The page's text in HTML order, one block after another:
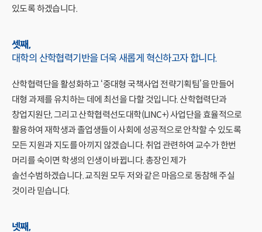
있도록 하겠습니다.
셋째,
대학의 산학협력기반을 더욱 새롭게 혁신하고자 합니다.
산학협력단을 활성화하고 ‘중대형 국책사업 전략기획팀’을 만들어
대형 과제를 유치하는 데에 최선을 다할 것입니다. 산학협력단과
창업지원단, 그리고 산학협력선도대학(LINC+) 사업단을 효율적으로
활용하여 재학생과 졸업생들이 사회에 성공적으로 안착할 수 있도록
모든 지원과 지도를 아끼지 않겠습니다. 취업 관련하여 교수가 한번
머리를 숙이면 학생의 인생이 바뀝니다. 총장인 제가
솔선수범하겠습니다. 교직원 모두 저와 같은 마음으로 동참해 주실
것이라 믿습니다.
넷째,